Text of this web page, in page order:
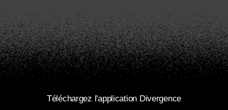
Téléchargez l'application Divergence